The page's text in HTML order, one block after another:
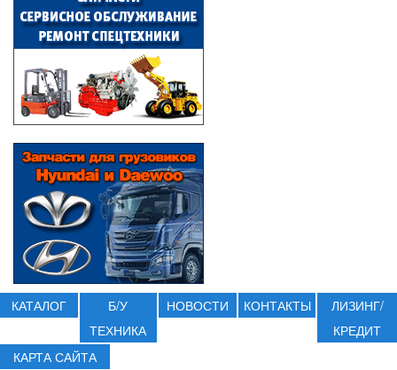
КАТАЛОГ
Б/У
ТЕХНИКА
НОВОСТИ КОНТАКТЫ
ЛИЗИНГ/
КРЕДИТ
КАРТА САЙТА